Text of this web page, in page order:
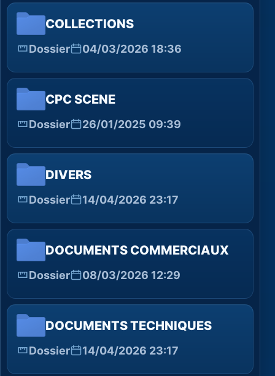
COLLECTIONS
Dossier 04/03/2026 18:36
CPC SCENE
Dossier 26/01/2025 09:39
DIVERS
Dossier 14/04/2026 23:17
DOCUMENTS COMMERCIAUX
Dossier 08/03/2026 12:29
DOCUMENTS TECHNIQUES
Dossier 14/04/2026 23:17